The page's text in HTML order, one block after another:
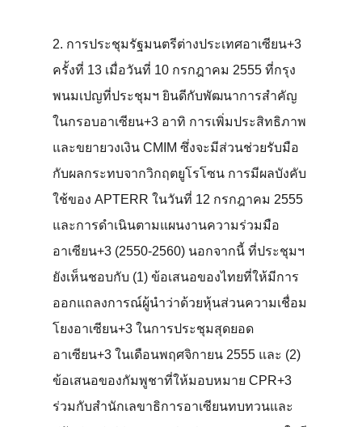
2. การประชุมรัฐมนตรีต่างประเทศอาเซียน+3
ครั้งที่ 13 เมื่อวันที่ 10 กรกฎาคม 2555 ที่กรุง
พนมเปญที่ประชุมฯ ยินดีกับพัฒนาการสำคัญ
ในกรอบอาเซียน+3 อาทิ การเพิ่มประสิทธิภาพ
และขยายวงเงิน CMIM ซึ่งจะมีส่วนช่วยรับมือ
กับผลกระทบจากวิกฤตยูโรโซน การมีผลบังคับ
ใช้ของ APTERR ในวันที่ 12 กรกฎาคม 2555
และการดำเนินตามแผนงานความร่วมมือ
อาเซียน+3 (2550-2560) นอกจากนี้ ที่ประชุมฯ
ยังเห็นชอบกับ (1) ข้อเสนอของไทยที่ให้มีการ
ออกแถลงการณ์ผู้นำว่าด้วยหุ้นส่วนความเชื่อม
โยงอาเซียน+3 ในการประชุมสุดยอด
อาเซียน+3 ในเดือนพฤศจิกายน 2555 และ (2)
ข้อเสนอของกัมพูชาที่ให้มอบหมาย CPR+3
ร่วมกับสำนักเลขาธิการอาเซียนทบทวนและ